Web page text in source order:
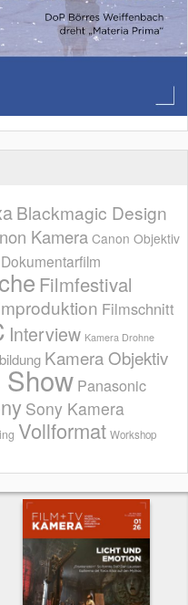
Blackmagic Design
KameraCanon Objektiv
Dokumentarfilm
Filmfestival
Filmschnitt
Interview Kamera Drohne
Kamera Objektiv
Panasonic
Sony Kamera
Vollformat Workshop